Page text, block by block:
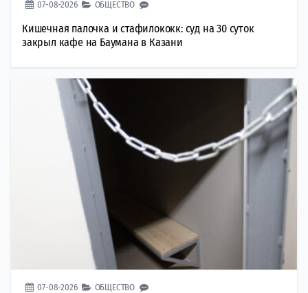
07-08-2026 ОБЩЕСТВО
Кишечная палочка и стафилококк: суд на 30 суток
закрыл кафе на Баумана в Казани
07-08-2026 ОБЩЕСТВО